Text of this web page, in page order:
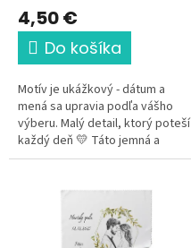
4,50 €
Do košíka
Motív je ukážkový - dátum a
mená sa upravia podľa vášho
výberu. Malý detail, ktorý poteší
každý deň 💛 Táto jemná a
mäkká utierka z mikrovlákna